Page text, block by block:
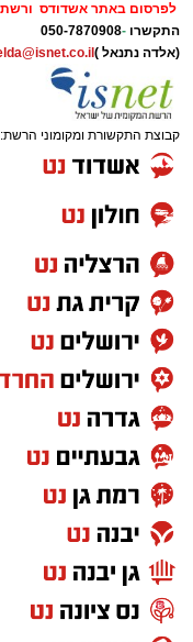
לפרסום באתר אשדודס ורשת
התקשרו -
050-7870908
(אלדה נתנאל )
קבוצת התקשורת ומקומוני הרשת: